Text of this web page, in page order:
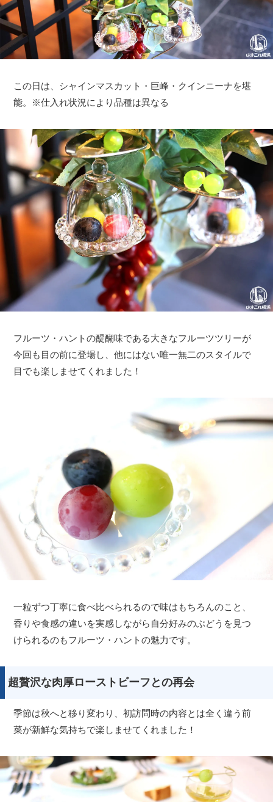
この日は、シャインマスカット・巨峰・クインニーナを堪
能。※仕入れ状況により品種は異なる
フルーツ・ハントの醍醐味である大きなフルーツツリーが
今回も目の前に登場し、他にはない唯一無二のスタイルで
目でも楽しませてくれました！
一粒ずつ丁寧に食べ比べられるので味はもちろんのこと、
香りや食感の違いを実感しながら自分好みのぶどうを見つ
けられるのもフルーツ・ハントの魅力です。
超贅沢な肉厚ローストビーフとの再会
季節は秋へと移り変わり、初訪問時の内容とは全く違う前
菜が新鮮な気持ちで楽しませてくれました！